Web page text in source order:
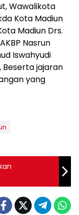
Wawalikota
Kota Madiun
Madiun Drs.
Nasrun
Iswahyudi
Beserta jajaran
yang